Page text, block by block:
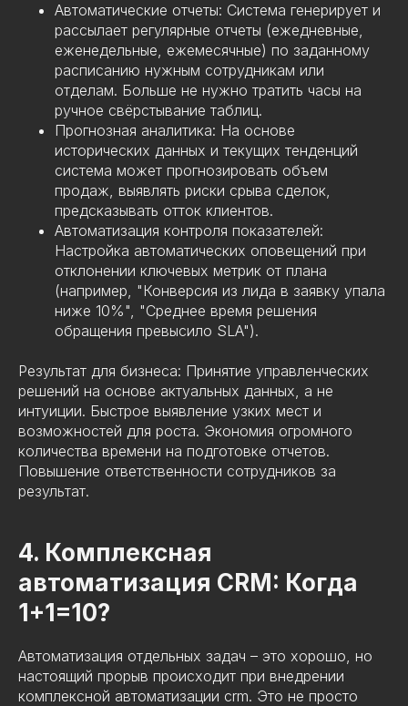
Автоматические отчеты: Система генерирует и
рассылает регулярные отчеты (ежедневные,
еженедельные, ежемесячные) по заданному
расписанию нужным сотрудникам или
отделам. Больше не нужно тратить часы на
ручное свёрстывание таблиц.
Прогнозная аналитика: На основе
исторических данных и текущих тенденций
система может прогнозировать объем
продаж, выявлять риски срыва сделок,
предсказывать отток клиентов.
Автоматизация контроля показателей:
Настройка автоматических оповещений при
отклонении ключевых метрик от плана
(например, "Конверсия из лида в заявку упала
ниже 10%", "Среднее время решения
обращения превысило SLA").
Результат для бизнеса: Принятие управленческих
решений на основе актуальных данных, а не
интуиции. Быстрое выявление узких мест и
возможностей для роста. Экономия огромного
количества времени на подготовке отчетов.
Повышение ответственности сотрудников за
результат.
4. Комплексная
автоматизация CRM: Когда
1+1=10?
Автоматизация отдельных задач – это хорошо, но
настоящий прорыв происходит при внедрении
комплексной автоматизации crm. Это не просто